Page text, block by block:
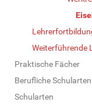
Weiterführende
Praktische Fächer
Berufliche Schularten
Schularten